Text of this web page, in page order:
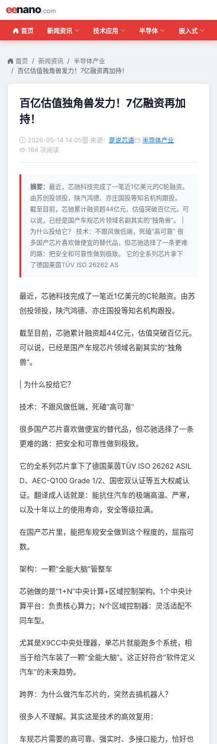
eenano.com
首页 新闻资讯 技术应用 半导体 嵌入式
首页 新闻资讯
半导体产业
百亿估值独角兽发力！7亿融资再加持！
百亿估值独角兽发力！7亿融资再加
持！
2026-05-14 14:05 来源： 是说芯语
半导体产业
164 次阅读
摘要： 最近，芯驰科技完成了一笔近1亿美元的C轮融资。
由苏创投领投，陕汽鸿德、亦庄国投等知名机构跟投。
截至目前，芯驰累计融资超44亿元，估值突破百亿元。可
以说，已经是国产车规芯片领域名副其实的“独角兽”。 |
为什么投给它？ 技术：不跟风做低端，死磕“高可靠” 很
多国产芯片喜欢做便宜的替代品，但芯驰选择了一条更难
的路：把安全和可靠性做到极致。 它的全系列芯片拿下
了德国莱茵TÜV ISO 26262 AS
最近，芯驰科技完成了一笔近1亿美元的C轮融资。由苏
创投领投，陕汽鸿德、亦庄国投等知名机构跟投。
截至目前，芯驰累计融资超44亿元，估值突破百亿元。
可以说，已经是国产车规芯片领域名副其实的“独角
兽”。
| 为什么投给它？
技术：不跟风做低端，死磕“高可靠”
很多国产芯片喜欢做便宜的替代品，但芯驰选择了一条
更难的路：把安全和可靠性做到极致。
它的全系列芯片拿下了德国莱茵TÜV ISO 26262 ASIL
D、AEC-Q100 Grade 1/2、国密双认证等五大权威认
证。翻译成人话就是：能抗住汽车的极端高温、严寒，
以及十年以上的使用寿命，安全等级拉满。
在国产芯片里，能把车规安全做到这个程度的，屈指可
数。
架构：一颗“全能大脑”管整车
芯驰做的是“1+N”中央计算+区域控制架构。1个中央计
算平台：负责核心算力；N个区域控制器：灵活适配不
同车型。
尤其是X9CC中央处理器，单芯片就能跑多个系统，相
当于给汽车装了一颗“全能大脑”。这正好符合“软件定义
汽车”的未来趋势。
跨界：为什么做汽车芯片的，突然去搞机器人？
很多人不理解。其实这是技术的高效复用：
车规芯片需要的高可靠、强实时、多接口能力，恰好也